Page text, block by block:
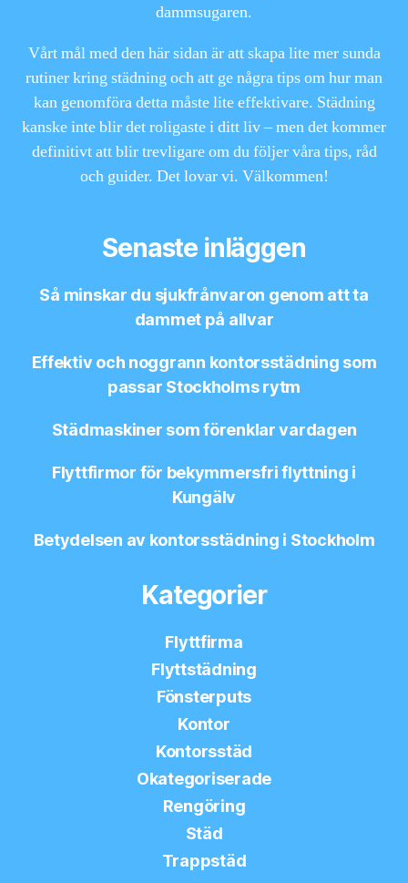
dammsugaren.
Vårt mål med den här sidan är att skapa lite mer sunda
rutiner kring städning och att ge några tips om hur man
kan genomföra detta måste lite effektivare. Städning
kanske inte blir det roligaste i ditt liv – men det kommer
definitivt att blir trevligare om du följer våra tips, råd
och guider. Det lovar vi. Välkommen!
Senaste inläggen
Så minskar du sjukfrånvaron genom att ta
dammet på allvar
Effektiv och noggrann kontorsstädning som
passar Stockholms rytm
Städmaskiner som förenklar vardagen
Flyttfirmor för bekymmersfri flyttning i
Kungälv
Betydelsen av kontorsstädning i Stockholm
Kategorier
Flyttfirma
Flyttstädning
Fönsterputs
Kontor
Kontorsstäd
Okategoriserade
Rengöring
Städ
Trappstäd